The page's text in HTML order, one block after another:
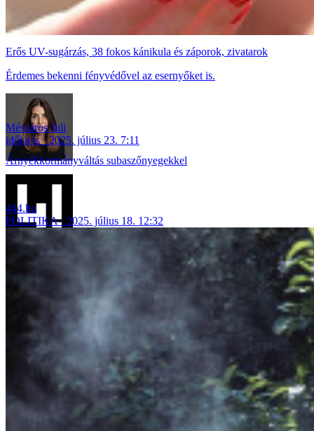
Erős UV-sugárzás, 38 fokos kánikula és záporok, zivatarok
Érdemes bekenni fényvédővel az esernyőket is.
Mészáros Juli
időjárás
2025. július 23. 7:11
Árnyékkormányváltás subaszőnyegekkel
444.hu
POLITIKA
2025. július 18. 12:32